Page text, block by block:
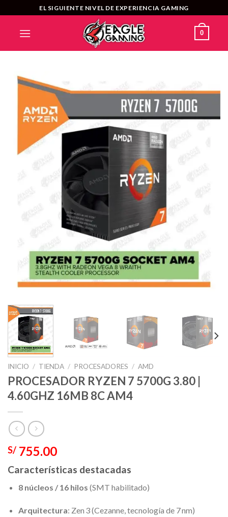
al
contenido
EL SIGUIENTE NIVEL DE EXPERIENCIA GAMING
0
INICIO / TIENDA / PROCESADORES / AMD
PROCESADOR RYZEN 7 5700G 3.80 |
4.60GHZ 16MB 8C AM4
S/ 755.00
Características destacadas
8 núcleos / 16 hilos (SMT habilitado)
Arquitectura: Zen 3 (Cezanne, tecnología de 7 nm)